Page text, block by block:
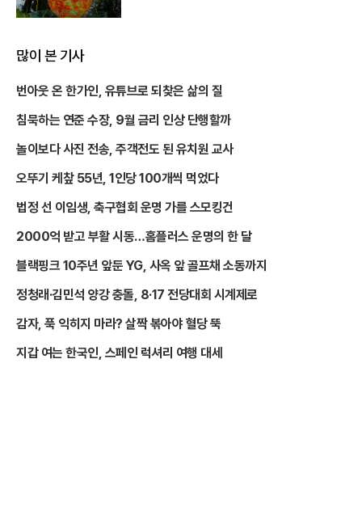
많이 본 기사
번아웃 온 한가인, 유튜브로 되찾은 삶의 질
침묵하는 연준 수장, 9월 금리 인상 단행할까
놀이보다 사진 전송, 주객전도 된 유치원 교사
오뚜기 케챂 55년, 1인당 100개씩 먹었다
법정 선 이임생, 축구협회 운명 가를 스모킹건
2000억 받고 부활 시동…홈플러스 운명의 한 달
블랙핑크 10주년 앞둔 YG, 사옥 앞 골프채 소동까지
정청래·김민석 양강 충돌, 8·17 전당대회 시계제로
감자, 푹 익히지 마라? 살짝 볶아야 혈당 뚝
지갑 여는 한국인, 스페인 럭셔리 여행 대세